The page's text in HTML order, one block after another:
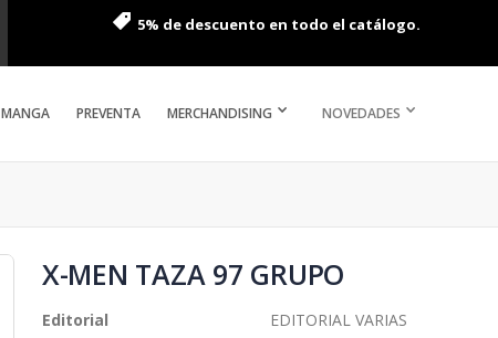
5% de descuento en todo el catálogo.
MANGA PREVENTA MERCHANDISING NOVEDADES
X-MEN TAZA 97 GRUPO
Editorial EDITORIAL VARIAS